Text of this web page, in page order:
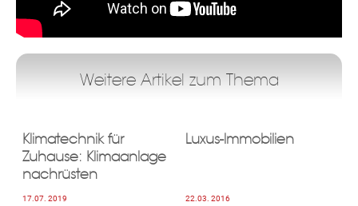
Weitere Artikel zum Thema
Klimatechnik für
Zuhause: Klimaanlage
nachrüsten
17.07. 2019
Luxus-Immobilien
22.03. 2016